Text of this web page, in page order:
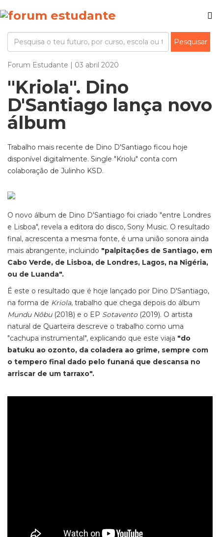
Forum Estudante | 03 abril 2020
"Kriola". Dino
D'Santiago lança novo
álbum
Trabalho mais recente de Dino D'Santiago ficou hoje
disponível digitalmente. Single "Kriolu" conta com
colaboração de Julinho KSD.
O novo álbum de Dino D'Santiago foi criado "entre Londres
e Lisboa", revela a editora do disco, Sony Music. O resultado
final, acrescenta a mesma fonte, é uma união sonora ainda
mais abrangente, incluindo "palpitações de Santiago, em
Cabo Verde, de Lisboa, de Londres, Lagos, na Nigéria,
ou de Luanda".
É este o resultado que é hoje lançado por Dino D'Santiago,
na forma de Kriola, trabalho que chega depois do álbum
Mundu Nôbu(2018) e o EP Sotavento (2019). O artista
natural de Quarteira descreve o trabalho como uma
"cachupa instrumental", explicando que este viaja "do
batuku ao ozonto, da coladera ao grime, sempre com
o tempero final dado pelo funaná que descansa no
arriscar de um tarraxo".